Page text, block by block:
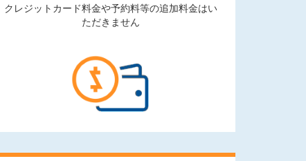
クレジットカード料金や予約料等の追加料金はい
ただきません